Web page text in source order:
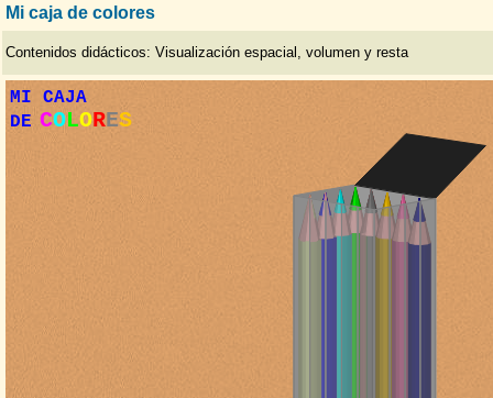
Mi caja de colores
Contenidos didácticos: Visualización espacial, volumen y resta